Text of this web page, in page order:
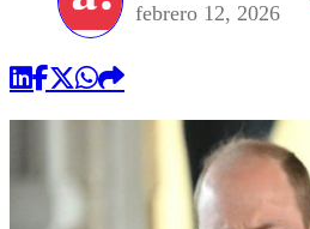
febrero 12, 2026